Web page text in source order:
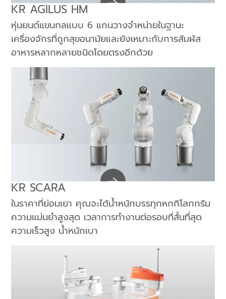
KR AGILUS HM
หุ่นยนต์แขนกลแบบ 6 แกนวางจำหน่ายในฐานะ
เครื่องจักรที่ถูกสุขอนามัยและยังเหมาะกับการสัมผัส
อาหารหลากหลายชนิดโดยตรงอีกด้วย
KR SCARA
ในราคาที่ย่อมเยา คุณจะได้น้ำหนักบรรทุกหกกิโลกกรัม
ความแม่นยำสูงสุด เวลาการทำงานต่อรอบที่สั้นที่สุด
ความเร็วสูง น้ำหนักเบา